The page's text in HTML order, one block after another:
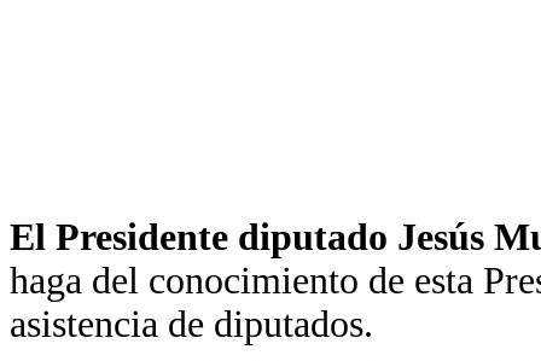
El Presidente diputado Jesús
haga del conocimiento de esta
asistencia de diputados.